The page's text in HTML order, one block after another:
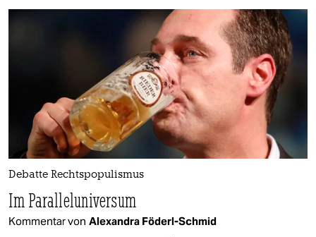
Debatte Rechtspopulismus
Im Paralleluniversum
Kommentar von Alexandra Föderl-Schmid